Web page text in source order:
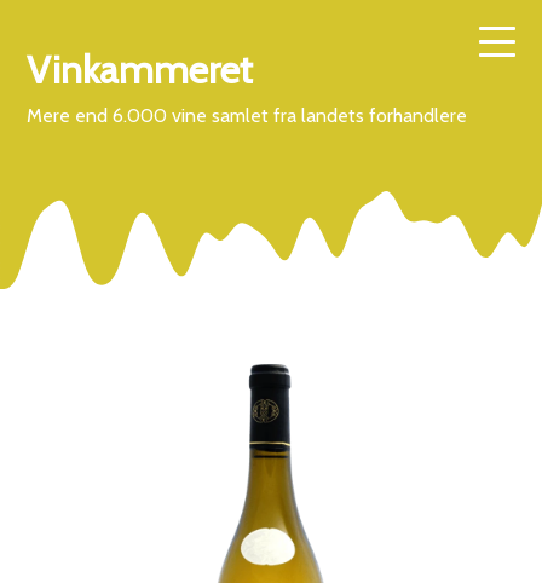
Vinkammeret
Mere end 6.000 vine samlet fra landets forhandlere